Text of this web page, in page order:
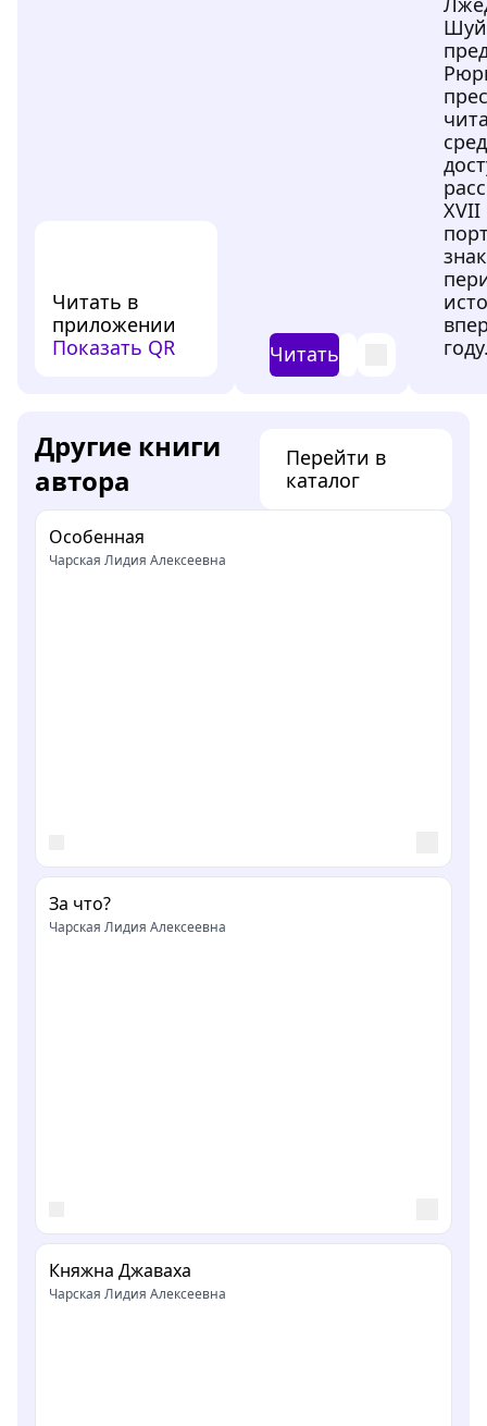
Читать в
приложении
Показать QR
Читать
XVII
Другие книги
автора
Перейти в
каталог
Особенная
Чарская Лидия Алексеевна
За что?
Чарская Лидия Алексеевна
Княжна Джаваха
Чарская Лидия Алексеевна